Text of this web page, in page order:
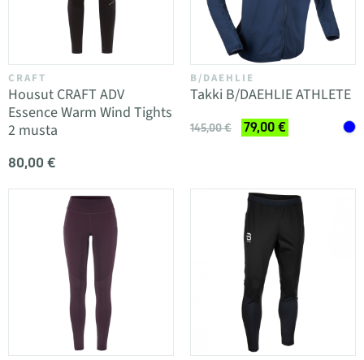
CRAFT
Housut CRAFT ADV
Essence Warm Wind Tights
2 musta
80,00 €
B/DAEHLIE
Takki B/DAEHLIE ATHLETE
145,00 € 79,00 €